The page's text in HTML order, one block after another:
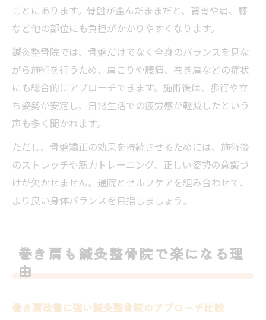
ことにあります。骨盤が歪んだままだと、背骨や肩、膝
など他の部位にも負担がかかりやすくなります。
鍼灸整骨院では、骨盤だけでなく全身のバランスを見な
がら施術を行うため、肩こりや腰痛、巻き肩などの症状
にも総合的にアプローチできます。施術後は、歩行や立
ち姿勢が安定し、日常生活での疲労感が軽減したという
声も多く聞かれます。
ただし、骨盤矯正の効果を持続させるためには、施術後
のストレッチや筋力トレーニング、正しい姿勢の意識づ
けが欠かせません。通院とセルフケアを組み合わせて、
より良い身体バランスを目指しましょう。
巻き肩も鍼灸整骨院で楽になる理
由
巻き肩改善に強い鍼灸整骨院のアプローチ比較